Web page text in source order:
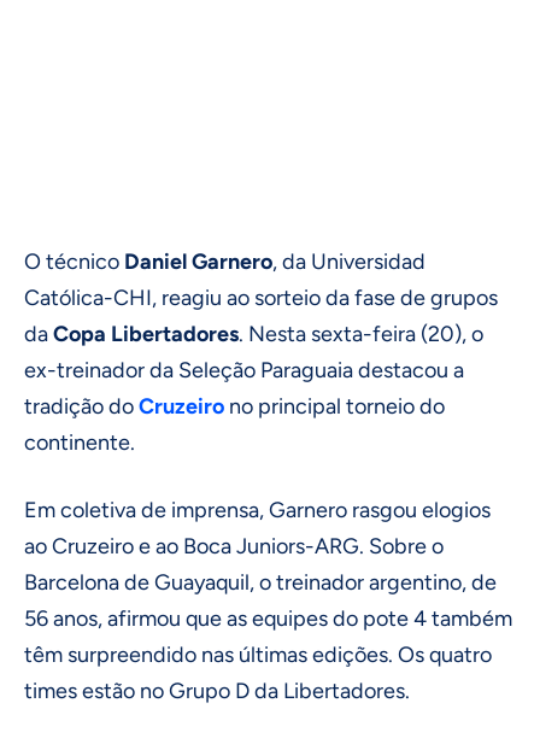
O técnico Daniel Garnero, da Universidad
Católica-CHI, reagiu ao sorteio da fase de grupos
daCopa Libertadores. Nesta sexta-feira (20), o
ex-treinador da Seleção Paraguaia destacou a
tradição doCruzeiro no principal torneio do
continente.
Em coletiva de imprensa, Garnero rasgou elogios
ao Cruzeiro e ao Boca Juniors-ARG. Sobre o
Barcelona de Guayaquil, o treinador argentino, de
56 anos, afirmou que as equipes do pote 4 também
têm surpreendido nas últimas edições. Os quatro
times estão no Grupo D da Libertadores.